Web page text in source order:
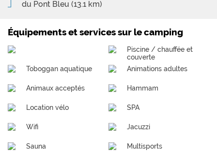
du Pont Bleu (13.1 km)
Équipements et services sur le camping
Piscine / chauffée et
couverte
Toboggan aquatique
Animations adultes
Animaux acceptés Hammam
Location vélo SPA
Wifi Jacuzzi
Sauna Multisports